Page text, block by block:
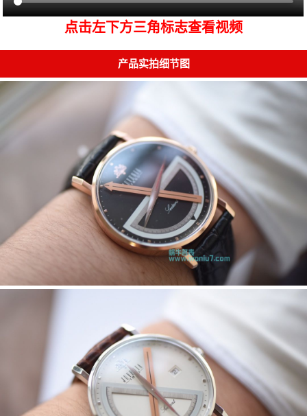
点击左下方三角标志查看视频
产品实拍细节图